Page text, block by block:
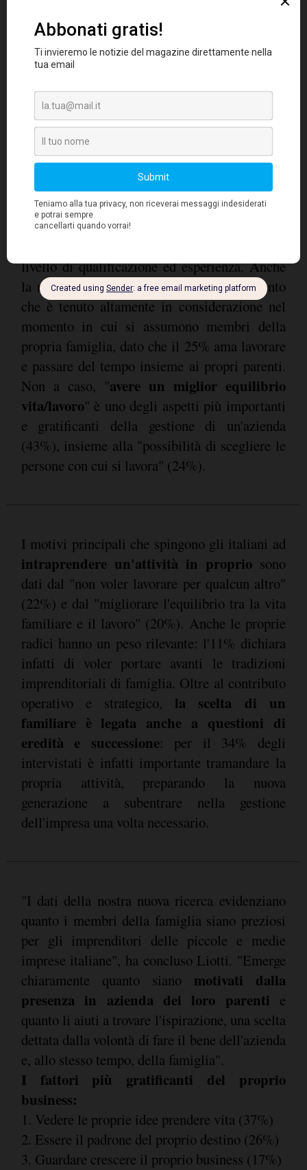
I dati italiani superano la media rilevata
negli altri Paesi
struttura del tessuto economico italiano.
Questa scelta è motivata, nel 43% dei casi, dal
maggiore impegno che i membri della
famiglia metterebbero nel portare l'azienda
livello di qualificazione ed esperienza. Anche
la motivazione personale è un altro elemento
che è tenuto altamente in considerazione nel
momento in cui si assumono membri della
propria famiglia, dato che il 25% ama lavorare
e passare del tempo insieme ai propri parenti.
Non a caso, "avere un miglior equilibrio
vita/lavoro" è uno degli aspetti più importanti
e gratificanti della gestione di un'azienda
(43%), insieme alla "possibilità di scegliere le
persone con cui si lavora" (24%).
I motivi principali che spingono gli italiani ad
intraprendere un'attività in propriosono
dati dal "non voler lavorare per qualcun altro"
(22%) e dal "migliorare l'equilibrio tra la vita
familiare e il lavoro" (20%). Anche le proprie
radici hanno un peso rilevante: l'11% dichiara
infatti di voler portare avanti le tradizioni
imprenditoriali di famiglia. Oltre al contributo
operativo e strategico, la scelta di un
familiare è legata anche a questioni di
eredità e successione: per il 34% degli
intervistati è infatti importante tramandare la
propria attività, preparando la nuova
generazione a subentrare nella gestione
dell'impresa una volta necessario.
"I dati della nostra nuova ricerca evidenziano
quanto i membri della famiglia siano preziosi
per gli imprenditori delle piccole e medie
imprese italiane", ha concluso Liotti. "Emerge
chiaramente quanto sianomotivati dalla
presenza in azienda dei loro parenti e
quanto li aiuti a trovare l'ispirazione, una scelta
dettata dalla volontà di fare il bene dell'azienda
e, allo stesso tempo, della famiglia".
I fattori più gratificanti del proprio
business:
1. Vedere le proprie idee prendere vita (37%)
2. Essere il padrone del proprio destino (26%)
3. Guardare crescere il proprio business (17%)